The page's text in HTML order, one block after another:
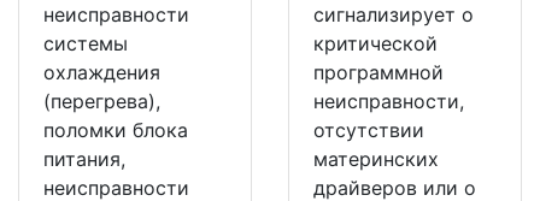
неисправности
системы
охлаждения
(перегрева),
поломки блока
питания,
неисправности
сигнализирует о
критической
программной
неисправности,
отсутствии
материнских
драйверов или о